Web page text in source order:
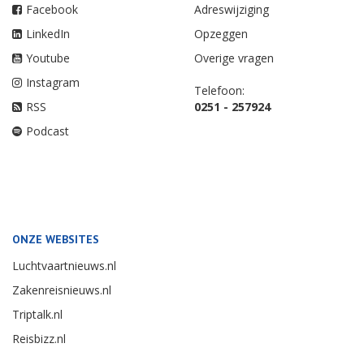
Facebook
LinkedIn
Youtube
Instagram
RSS
Podcast
Adreswijziging
Opzeggen
Overige vragen
Telefoon:
0251 - 257924
ONZE WEBSITES
Luchtvaartnieuws.nl
Zakenreisnieuws.nl
Triptalk.nl
Reisbizz.nl